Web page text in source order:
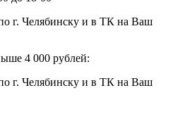
г. Челябинску и в ТК на Ваш
4 000 рублей:
г. Челябинску и в ТК на Ваш